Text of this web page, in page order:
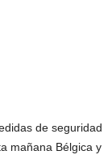
de seguridad
mañana Bélgica y